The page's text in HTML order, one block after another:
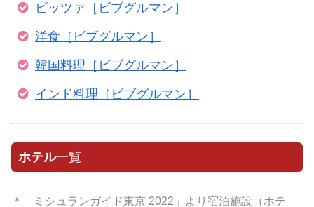
ピッツァ［ビブグルマン］
洋食［ビブグルマン］
韓国料理［ビブグルマン］
インド料理［ビブグルマン］
ホテル一覧
＊「ミシュランガイド東京 2022」より宿泊施設（ホテ